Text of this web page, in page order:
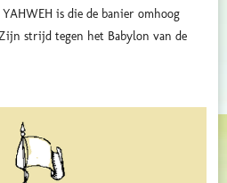
is die de banier omhoog
strijd tegen het Babylon van de